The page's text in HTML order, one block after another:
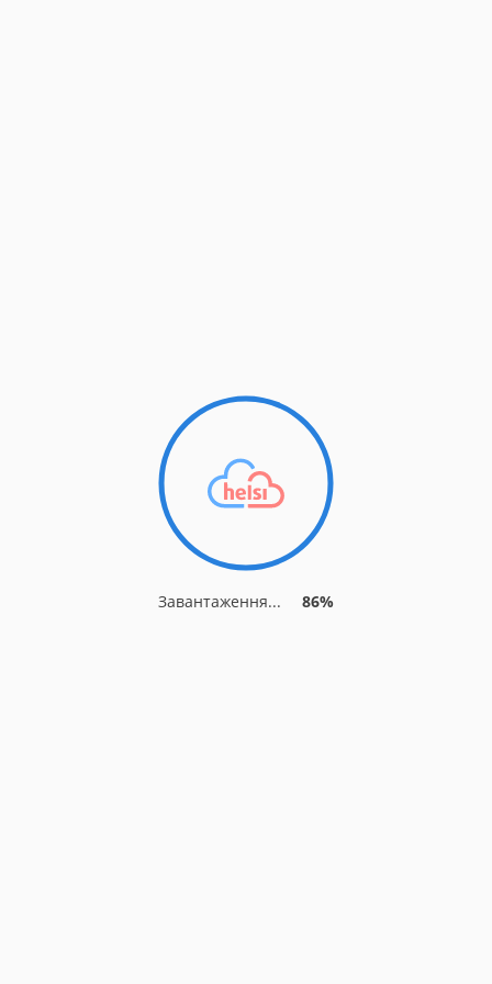
Завантаження... 86%